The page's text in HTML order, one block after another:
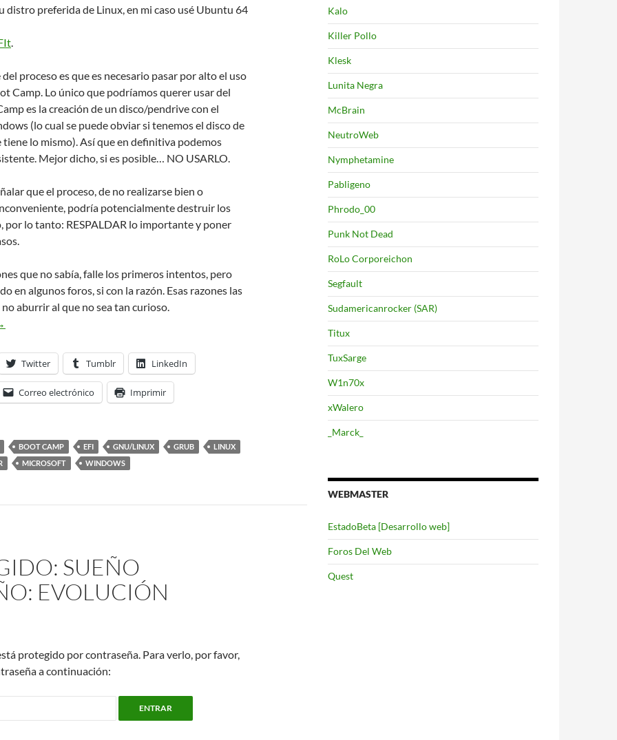
distro preferida de Linux, en mi caso usé Ubuntu 64
.
proceso es que es necesario pasar por alto el uso
Camp. Lo único que podríamos querer usar del
es la creación de un disco/pendrive con el
(lo cual se puede obviar si tenemos el disco de
tiene lo mismo). Así que en definitiva podemos
Mejor dicho, si es posible… NO USARLO.
que el proceso, de no realizarse bien o
podría potencialmente destruir los
por lo tanto: RESPALDAR lo importante y poner
que no sabía, falle los primeros intentos, pero
en algunos foros, si con la razón. Esas razones las
aburrir al que no sea tan curioso.
Boot en un equipo Macbook
Twitter Tumblr LinkedIn
Correo electrónico Imprimir
BOOT CAMP EFI GNU/LINUX GRUB
LINUX
MICROSOFT WINDOWS
SUEÑO
EVOLUCIÓN
protegido por contraseña. Para verlo, por favor,
a continuación:
Kalo
Killer Pollo
Klesk
Lunita Negra
McBrain
NeutroWeb
Nymphetamine
Pabligeno
Phrodo_00
Punk Not Dead
RoLo Corporeichon
Segfault
Sudamericanrocker (SAR)
Titux
TuxSarge
W1n70x
xWalero
_Marck_
WEBMASTER
EstadoBeta [Desarrollo web]
Foros Del Web
Quest